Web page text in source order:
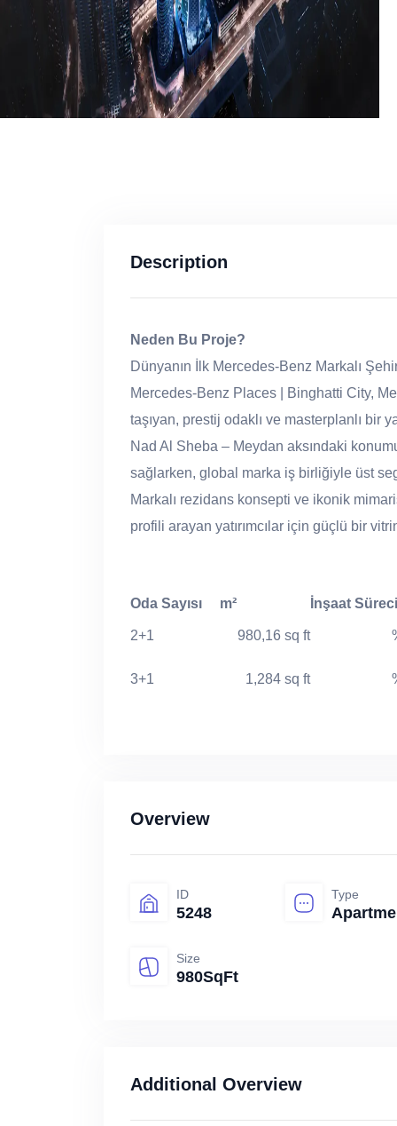
Description
Neden Bu Proje?
Dünyanın İlk Mercedes-Benz Markalı
Mercedes-Benz Places | Binghatti City,
taşıyan, prestij odaklı ve masterplanlı bir
Nad Al Sheba – Meydan aksındaki
sağlarken, global marka iş birliğiyle üst
Markalı rezidans konsepti ve ikonik
profili arayan yatırımcılar için güçlü bir
Oda Sayısı m² İnşaat Süreci
2+1 980,16 sq ft
3+1 1,284 sq ft
Overview
ID
5248
Type
Size
980SqFt
Additional Overview